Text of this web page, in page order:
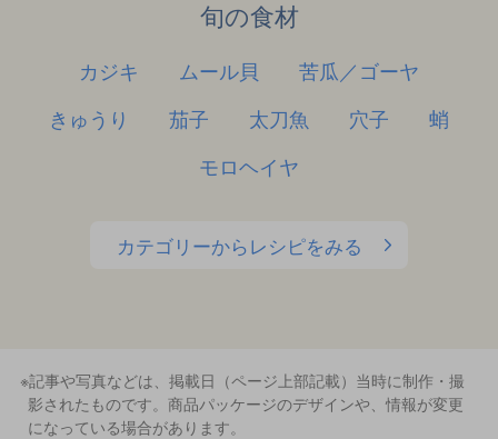
旬の食材
カジキ ムール貝
苦瓜／ゴーヤ
きゅうり
茄子 太刀魚 穴子
蛸
モロヘイヤ
カテゴリーからレシピをみる
※記事や写真などは、掲載日（ページ上部記載）当時に制作・撮
影されたものです。商品パッケージのデザインや、情報が変更
になっている場合があります。